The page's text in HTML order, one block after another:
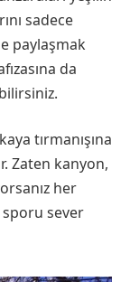
sadece
paylaşmak
da
tırmanışına
Zaten kanyon,
her
sever